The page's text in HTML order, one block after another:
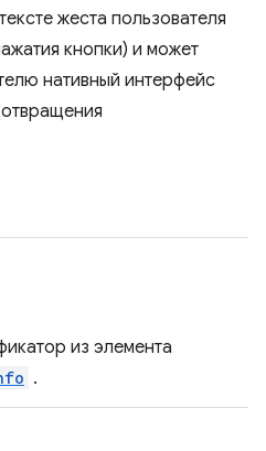
жеста пользователя
кнопки) и может
нативный интерфейс
из элемента
.